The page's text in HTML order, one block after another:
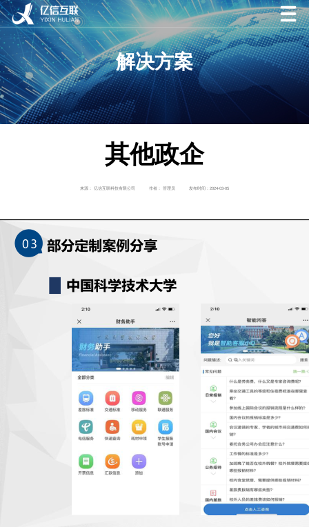
解决方案
其他政企
来源： 亿信互联科技有限公司 作者： 管理员 发布时间：2024-03-05